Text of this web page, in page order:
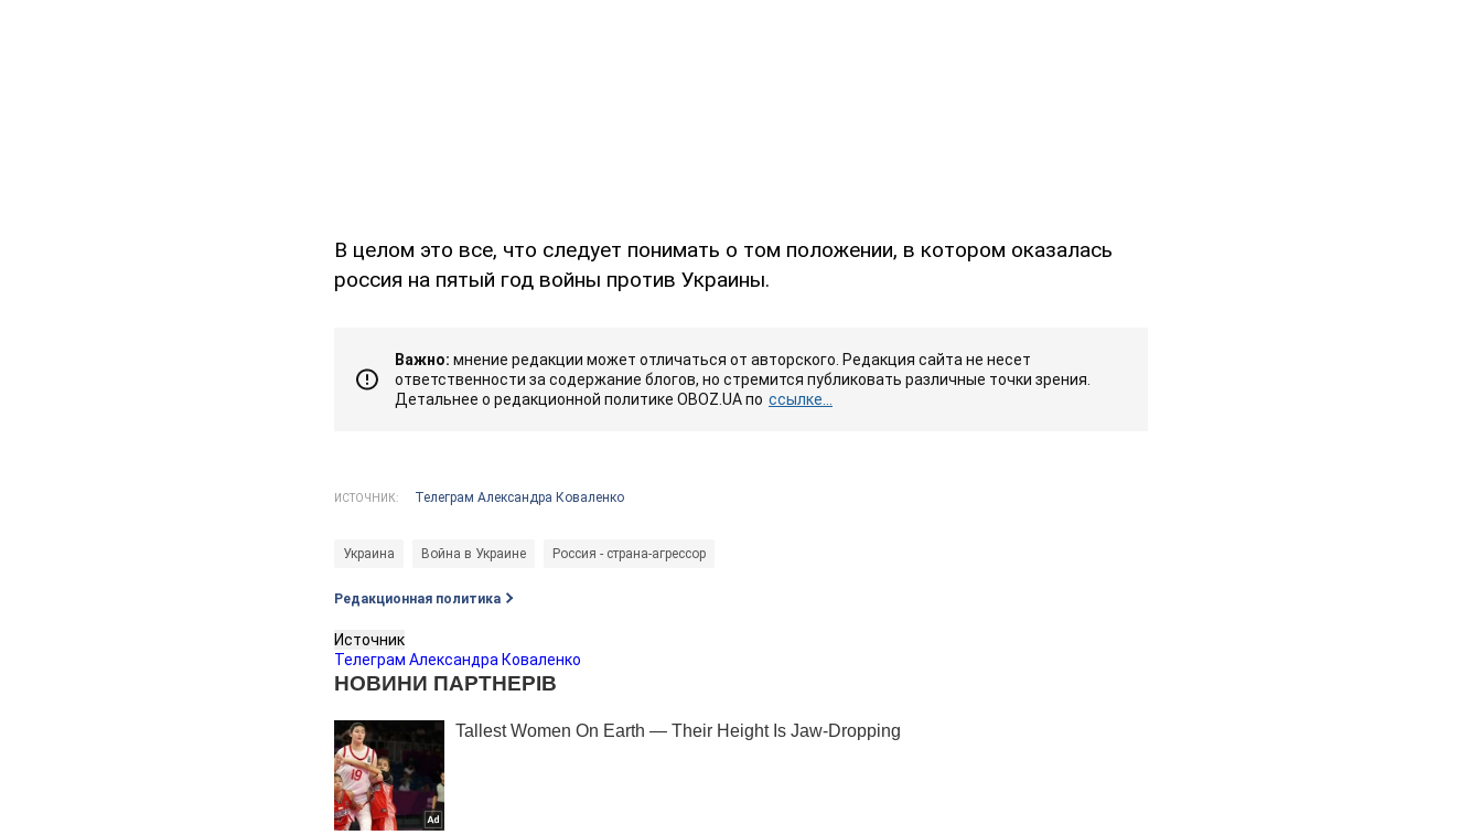
В целом это все, что следует понимать о том положении, в котором оказалась
россия на пятый год войны против Украины.
Важно: мнение редакции может отличаться от авторского. Редакция сайта не несет
ответственности за содержание блогов, но стремится публиковать различные точки зрения.
Детальнее о редакционной политике OBOZ.UA по ссылке...
ИСТОЧНИК: Телеграм Александра Коваленко
Украина Война в Украине Россия - страна-агрессор
Редакционная политика
Источник
Телеграм Александра Коваленко